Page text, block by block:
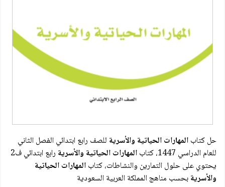
حل كتابالمهارات الحياتية والأسرية للصف رابع ابتدائي الفصل الثاني
للعام الدراسي 1447، كتاب
المهارات الحياتية والأسرية
رابع ابتدائي ف2
يحتوي على حلول التمارين والنشاطات، كتابالمهارات الحياتية
والأسريةبحسب مناهج المملكة العربية السعودية